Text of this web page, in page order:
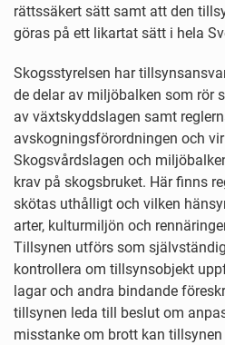
rättssäkert sätt samt att den
göras på ett likartat sätt i hela
Skogsstyrelsen har
de delar av miljöbalken som rör
av växtskyddslagen samt
avskogningsförordningen och
Skogsvårdslagen och
krav på skogsbruket. Här finns
skötas uthålligt och vilken
arter, kulturmiljön och
Tillsynen utförs som
kontrollera om tillsynsobjekt
lagar och andra bindande
tillsynen leda till beslut om
misstanke om brott kan